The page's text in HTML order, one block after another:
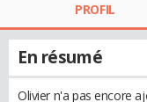
PROFIL
En résumé
Olivier n'a pas encore